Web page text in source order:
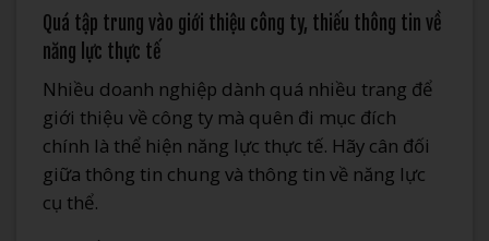
Quá tập trung vào giới thiệu công ty, thiếu thông tin về
năng lực thực tế
Nhiều doanh nghiệp dành quá nhiều trang để
giới thiệu về công ty mà quên đi mục đích
chính là thể hiện năng lực thực tế. Hãy cân đối
giữa thông tin chung và thông tin về năng lực
cụ thể.